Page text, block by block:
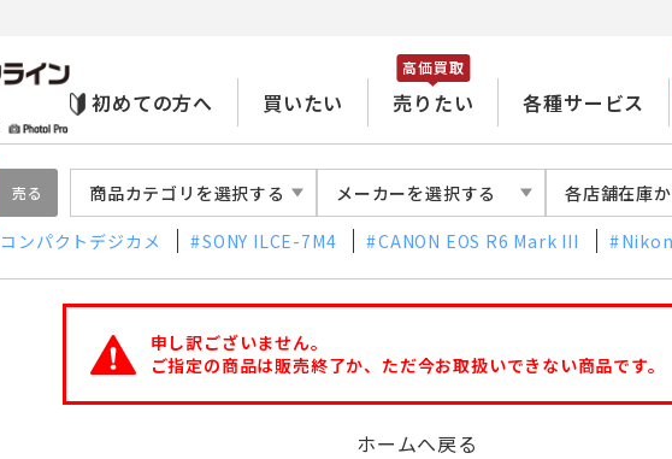
初めての方へ 買いたい 売りたい
高価買取
各種サービス
売る 商品カテゴリを選択する メーカーを選択する 各店舗在庫
ンパクトデジカメ SONY ILCE-7M4 CANON EOS R6 Mark III
申し訳ございません。
ご指定の商品は販売終了か、ただ今お取扱いできない商品です。
ホームへ戻る